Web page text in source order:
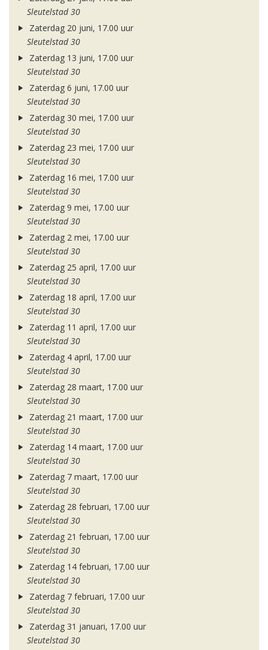
Sleutelstad 30
Zaterdag 20 juni, 17.00 uur
Sleutelstad 30
Zaterdag 13 juni, 17.00 uur
Sleutelstad 30
Zaterdag 6 juni, 17.00 uur
Sleutelstad 30
Zaterdag 30 mei, 17.00 uur
Sleutelstad 30
Zaterdag 23 mei, 17.00 uur
Sleutelstad 30
Zaterdag 16 mei, 17.00 uur
Sleutelstad 30
Zaterdag 9 mei, 17.00 uur
Sleutelstad 30
Zaterdag 2 mei, 17.00 uur
Sleutelstad 30
Zaterdag 25 april, 17.00 uur
Sleutelstad 30
Zaterdag 18 april, 17.00 uur
Sleutelstad 30
Zaterdag 11 april, 17.00 uur
Sleutelstad 30
Zaterdag 4 april, 17.00 uur
Sleutelstad 30
Zaterdag 28 maart, 17.00 uur
Sleutelstad 30
Zaterdag 21 maart, 17.00 uur
Sleutelstad 30
Zaterdag 14 maart, 17.00 uur
Sleutelstad 30
Zaterdag 7 maart, 17.00 uur
Sleutelstad 30
Zaterdag 28 februari, 17.00 uur
Sleutelstad 30
Zaterdag 21 februari, 17.00 uur
Sleutelstad 30
Zaterdag 14 februari, 17.00 uur
Sleutelstad 30
Zaterdag 7 februari, 17.00 uur
Sleutelstad 30
Zaterdag 31 januari, 17.00 uur
Sleutelstad 30